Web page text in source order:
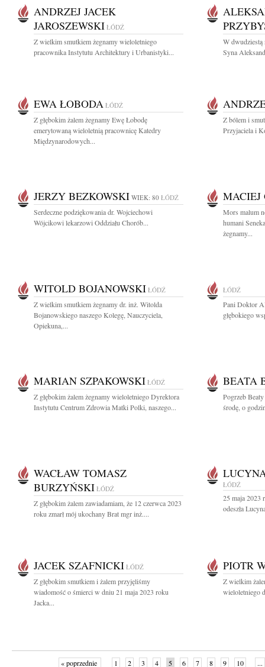
ANDRZEJ JACEK
JAROSZEWSKI ŁÓDŹ
Z wielkim smutkiem żegnamy wieloletniego
pracownika Instytutu Architektury i Urbanistyki...
W dwudziestą
Syna
EWA ŁOBODA ŁÓDŹ
Z głębokim żalem żegnamy Ewę Łobodę
emerytowaną wieloletnią pracownicę Katedry
Międzynarodowych...
Z bólem i
Przyjaciela i
JERZY BEZKOWSKI WIEK: 80 ŁÓDŹ
Serdeczne podziękowania dr. Wojciechowi
Wójcikowi lekarzowi Oddziału Chorób...
MACIEJ
Mors malum
humani
żegnamy...
WITOLD BOJANOWSKI ŁÓDŹ
Z wielkim smutkiem żegnamy dr. inż. Witolda
Bojanowskiego naszego Kolegę, Nauczyciela,
Opiekuna,...
ŁÓDŹ
Pani Doktor
głębokiego
MARIAN SZPAKOWSKI ŁÓDŹ
Z głębokim żalem żegnamy wieloletniego Dyrektora
Instytutu Centrum Zdrowia Matki Polki, naszego...
BEATA
Pogrzeb
środę, o
WACŁAW TOMASZ
BURZYŃSKI ŁÓDŹ
Z głębokim żalem zawiadamiam, że 12 czerwca 2023
roku zmarł mój ukochany Brat mgr inż....
ŁÓDŹ
25 maja 2023
odeszła
JACEK SZAFNICKI ŁÓDŹ
Z głębokim smutkiem i żalem przyjęliśmy
wiadomość o śmierci w dniu 21 maja 2023 roku
Jacka...
PIOTR
Z wielkim
wieloletniego
« poprzednie 1 2 3 4 5 6 7 8 9 10 ...